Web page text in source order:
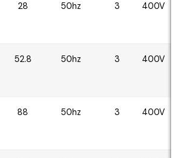
28 50hz 3 400V
52.8 50hz 3 400V
88 50hz 3 400V